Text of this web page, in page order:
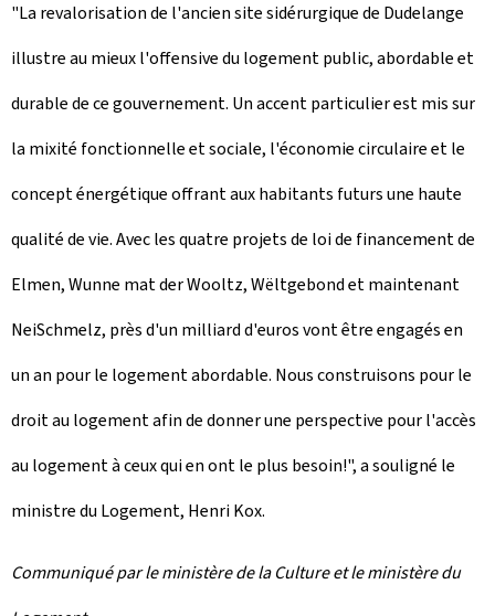
"La revalorisation de l'ancien site sidérurgique de Dudelange
illustre au mieux l'offensive du logement public, abordable et
durable de ce gouvernement. Un accent particulier est mis sur
la mixité fonctionnelle et sociale, l'économie circulaire et le
concept énergétique offrant aux habitants futurs une haute
qualité de vie. Avec les quatre projets de loi de financement de
Elmen,Wunne mat der Wooltz,Wëltgebondet maintenant
NeiSchmelz, près d'un milliard d'euros vont être engagés en
un an pour le logement abordable. Nous construisons pour le
droit au logement afin de donner une perspective pour l'accès
au logement à ceux qui en ont le plus besoin!", a souligné le
ministre du Logement, Henri Kox.
Communiqué par le ministère de la Culture et le ministère du